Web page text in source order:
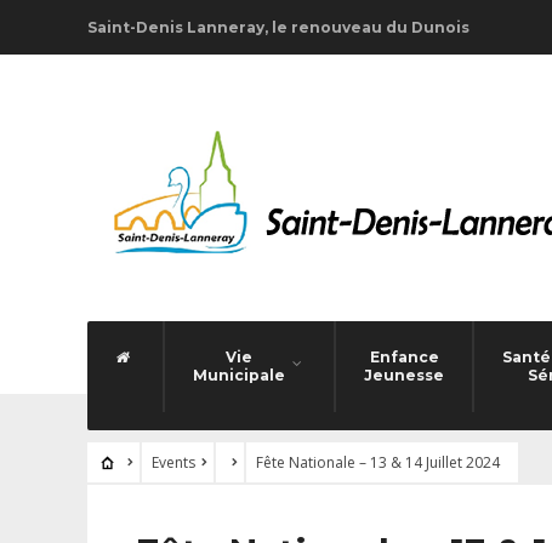
Saint-Denis Lanneray, le renouveau du Dunois
Vie
Municipale
Enfance
Jeunesse
Santé
Events Fête Nationale – 13 & 14 Juillet 2024